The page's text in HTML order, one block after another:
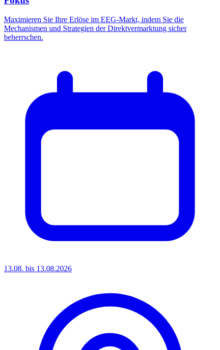
Maximieren Sie Ihre Erlöse im EEG-Markt, indem Sie die
Mechanismen und Strategien der Direktvermarktung sicher
beherrschen.
13.08. bis 13.08.2026